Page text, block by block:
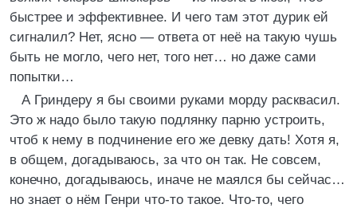
быстрее и эффективнее. И чего там этот дурик ей
сигналил? Нет, ясно — ответа от неё на такую чушь
быть не могло, чего нет, того нет… но даже сами
попытки…
А Гриндеру я бы своими руками морду расквасил.
Это ж надо было такую подлянку парню устроить,
чтоб к нему в подчинение его же девку дать! Хотя я,
в общем, догадываюсь, за что он так. Не совсем,
конечно, догадываюсь, иначе не маялся бы сейчас…
но знает о нём Генри что-то такое. Что-то, чего